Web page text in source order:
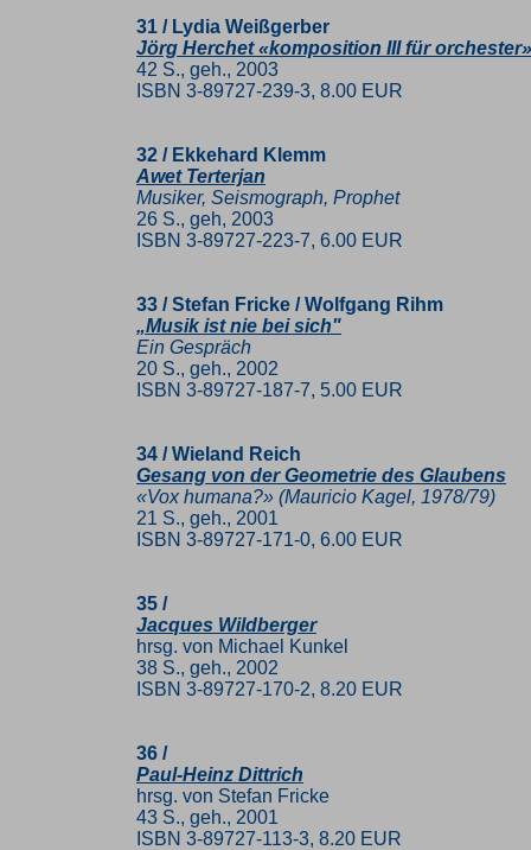
31 / Lydia Weißgerber
Jörg Herchet «komposition III für
42 S., geh., 2003
ISBN 3-89727-239-3, 8.00 EUR
32 / Ekkehard Klemm
Awet Terterjan
Musiker, Seismograph, Prophet
26 S., geh, 2003
ISBN 3-89727-223-7, 6.00 EUR
33 / Stefan Fricke / Wolfgang Rihm
„Musik ist nie bei sich"
Ein Gespräch
20 S., geh., 2002
ISBN 3-89727-187-7, 5.00 EUR
34 / Wieland Reich
Gesang von der Geometrie des Glaubens
«Vox humana?» (Mauricio Kagel, 1978/79)
21 S., geh., 2001
ISBN 3-89727-171-0, 6.00 EUR
35 /
Jacques Wildberger
hrsg. von Michael Kunkel
38 S., geh., 2002
ISBN 3-89727-170-2, 8.20 EUR
36 /
Paul-Heinz Dittrich
hrsg. von Stefan Fricke
43 S., geh., 2001
ISBN 3-89727-113-3, 8.20 EUR